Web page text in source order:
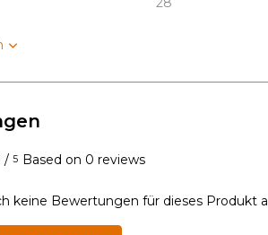
/ 5 Based on 0 reviews
keine Bewertungen für dieses Produkt